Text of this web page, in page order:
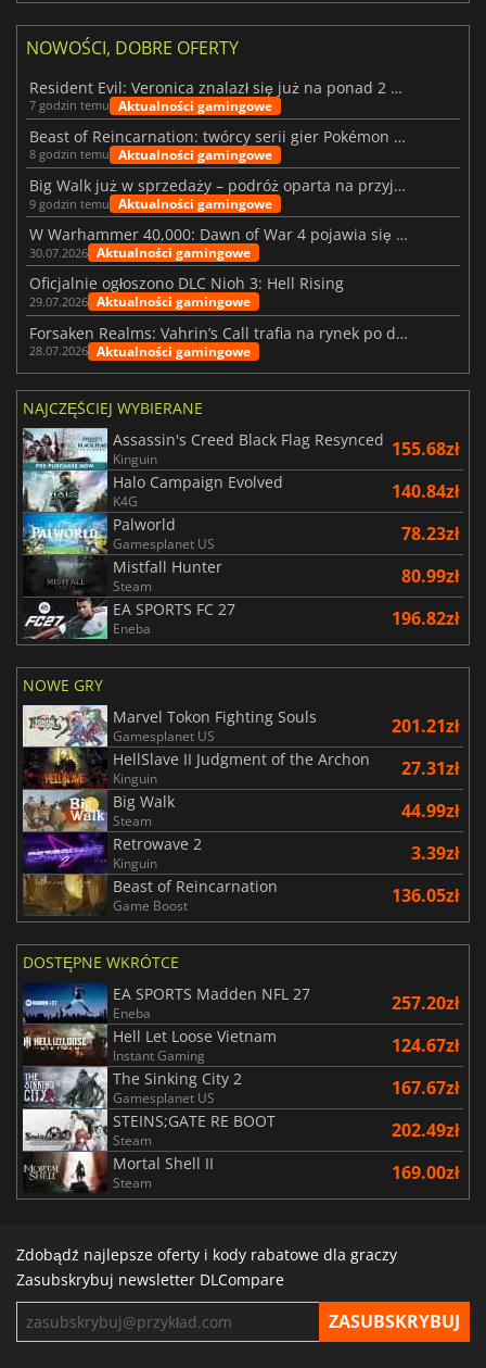
NOWOŚCI, DOBRE OFERTY
Resident Evil: Veronica znalazł się już na ponad 2 milionach list życzeń
7 godzin temu Aktualności gamingowe
Beast of Reincarnation: twórcy serii gier Pokémon wkraczają na nową ścieżkę
8 godzin temu Aktualności gamingowe
Big Walk już w sprzedaży – podróż oparta na przyjaźni
9 godzin temu Aktualności gamingowe
W Warhammer 40,000: Dawn of War 4 pojawia się frakcja Nekronów
30.07.2026 Aktualności gamingowe
Oficjalnie ogłoszono DLC Nioh 3: Hell Rising
29.07.2026 Aktualności gamingowe
Forsaken Realms: Vahrin’s Call trafia na rynek po dziesięciu latach prac
28.07.2026 Aktualności gamingowe
NAJCZĘŚCIEJ WYBIERANE
Assassin's Creed Black Flag Resynced
Kinguin 155.68zł
Halo Campaign Evolved
K4G 140.84zł
Palworld
Gamesplanet US 78.23zł
Mistfall Hunter
Steam 80.99zł
EA SPORTS FC 27
Eneba 196.82zł
NOWE GRY
Marvel Tokon Fighting Souls
Gamesplanet US 201.21zł
HellSlave II Judgment of the Archon
Kinguin 27.31zł
Big Walk
Steam 44.99zł
Retrowave 2
Kinguin 3.39zł
Beast of Reincarnation
Game Boost 136.05zł
DOSTĘPNE WKRÓTCE
EA SPORTS Madden NFL 27
Eneba 257.20zł
Hell Let Loose Vietnam
Instant Gaming 124.67zł
The Sinking City 2
Gamesplanet US 167.67zł
STEINS;GATE RE BOOT
Steam 202.49zł
Mortal Shell II
Steam 169.00zł
Zdobądź najlepsze oferty i kody rabatowe dla graczy
Zasubskrybuj newsletter DLCompare